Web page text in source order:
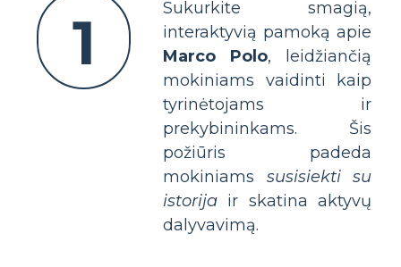
1
Sukurkite smagią,
interaktyvią pamoką apie
Marco Polo, leidžiančią
mokiniams vaidinti kaip
tyrinėtojams ir
prekybininkams. Šis
požiūris padeda
mokiniams susisiekti su
istorija ir skatina aktyvų
dalyvavimą.